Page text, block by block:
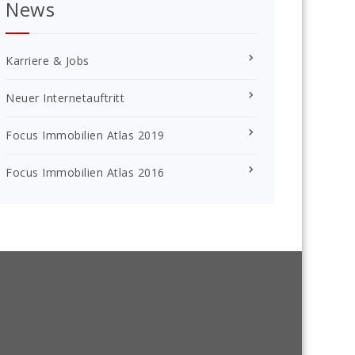
News
Karriere & Jobs
Neuer Internetauftritt
Focus Immobilien Atlas 2019
Focus Immobilien Atlas 2016